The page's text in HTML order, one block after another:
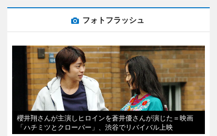
フォトフラッシュ
櫻井翔さんが主演しヒロインを蒼井優さんが演じた＝映画
「ハチミツとクローバー」、渋谷でリバイバル上映